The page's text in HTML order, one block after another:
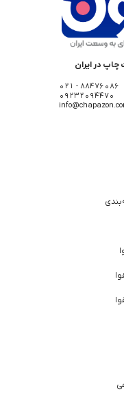
در ایران
88476086 - 021
09232094470